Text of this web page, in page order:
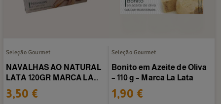
Seleção Gourmet
NAVALHAS AO NATURAL
LATA 120GR MARCA LA
LATA
3,50 €
Seleção Gourmet
Bonito em Azeite de Oliva
– 110 g – Marca La Lata
1,90 €